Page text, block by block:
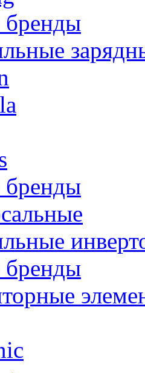
бренды
бренды
бренды